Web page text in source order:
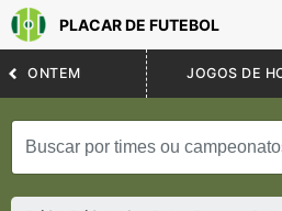
PLACAR DE FUTEBOL
ONTEM JOGOS DE